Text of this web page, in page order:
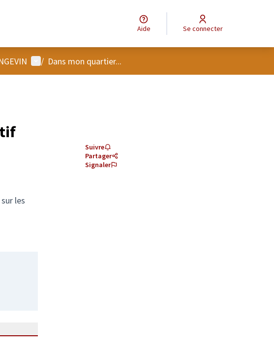
Aide Se connecter
Menu utilisateur
/ Dans mon quartier...
les
Suivre
Partager
Signaler